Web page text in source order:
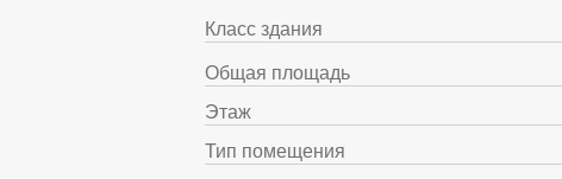
Класс здания
Общая площадь
Этаж
Тип помещения